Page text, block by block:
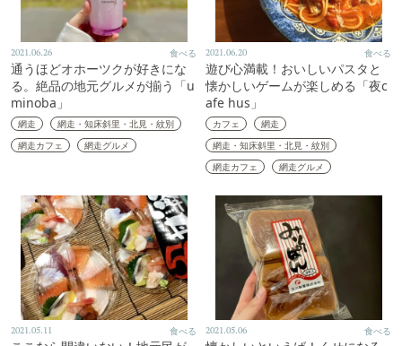
2021.06.26 食べる
通うほどオホーツクが好きにな
る。絶品の地元グルメが揃う「u
minoba」
網走
網走・知床斜里・北見・紋別
網走カフェ
網走グルメ
2021.06.20 食べる
遊び心満載！おいしいパスタと
懐かしいゲームが楽しめる「夜c
afe hus」
カフェ
網走
網走・知床斜里・北見・紋別
網走カフェ
網走グルメ
2021.05.11 食べる 2021.05.06 食べる